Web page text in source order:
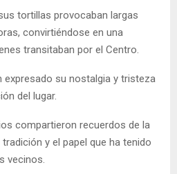
tortillas provocaban largas
convirtiéndose en una
transitaban por el Centro.
expresado su nostalgia y tristeza
del lugar.
compartieron recuerdos de la
y el papel que ha tenido
vecinos.